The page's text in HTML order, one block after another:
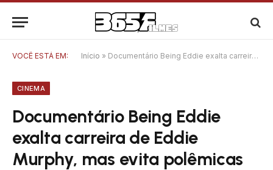
VOCÊ ESTÁ EM: Início » Documentário Being Eddie exalta carreira de Eddie Murphy, mas evita polêmicas
CINEMA
Documentário Being Eddie
exalta carreira de Eddie
Murphy, mas evita polêmicas